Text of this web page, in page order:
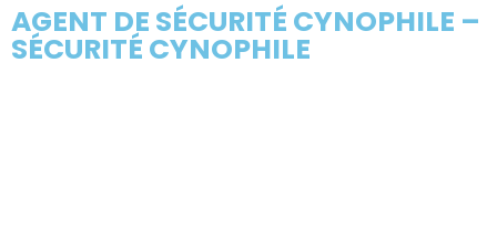
AGENT DE SÉCURITÉ CYNOPHILE –
SÉCURITÉ CYNOPHILE